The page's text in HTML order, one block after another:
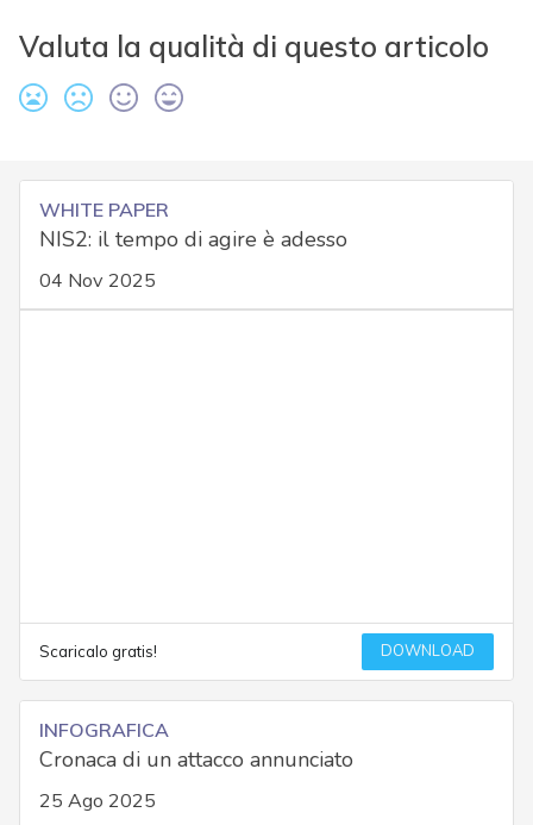
Valuta la qualità di questo articolo
WHITE PAPER
NIS2: il tempo di agire è adesso
04 Nov 2025
Scaricalo gratis! DOWNLOAD
INFOGRAFICA
Cronaca di un attacco annunciato
25 Ago 2025